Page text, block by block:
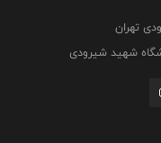
تهران
شهید شیرودی